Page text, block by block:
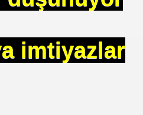
imtiyazlar
HAMZAOĞLU